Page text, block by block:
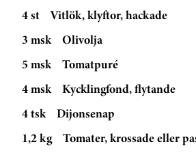
4 st
Vitlök, klyftor, hackade
3 msk
Olivolja
5 msk
Tomatpuré
4 msk
Kycklingfond, flytande
4 tsk
Dijonsenap
1,2 kg
Tomater, krossade eller